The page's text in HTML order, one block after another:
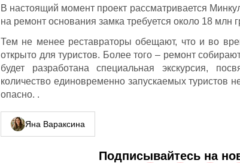
В настоящий момент проект рассматривается
на ремонт основания замка требуется около 18 млн
Тем не менее реставраторы обещают, что и во
открыто для туристов. Более того – ремонт
будет разработана специальная экскурсия,
количество единовременно запускаемых туристов
опасно. .
Яна Вараксина
Подписывайтесь на